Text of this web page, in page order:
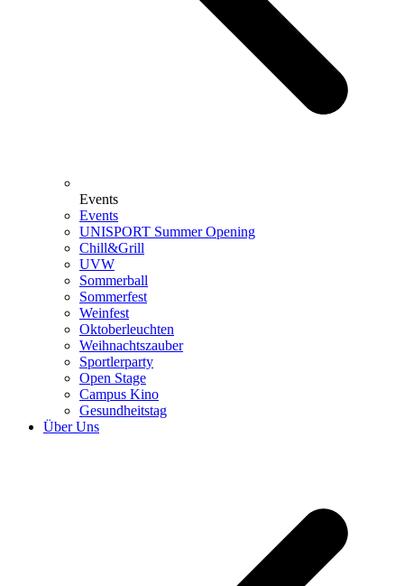
Events
Events
UNISPORT Summer Opening
Chill&Grill
UVW
Sommerball
Sommerfest
Weinfest
Oktoberleuchten
Weihnachtszauber
Sportlerparty
Open Stage
Campus Kino
Gesundheitstag
Über Uns